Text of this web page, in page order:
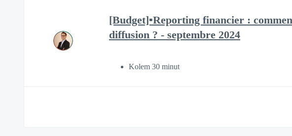
[Budget]▪️Reporting financier :
diffusion ? - septembre 2024
Kolem 30 minut